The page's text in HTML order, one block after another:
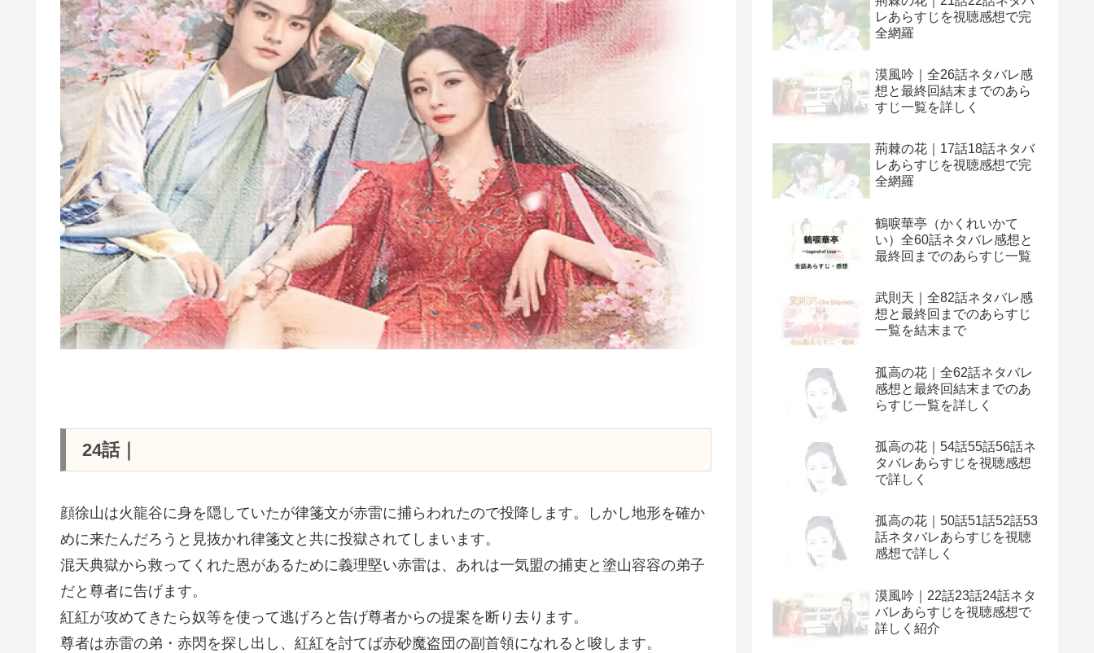
24話｜
顔徐山は火龍谷に身を隠していたが律箋文が赤雷に捕らわれたので投降します。しかし地形を確か
めに来たんだろうと見抜かれ律箋文と共に投獄されてしまいます。
混天典獄から救ってくれた恩があるために義理堅い赤雷は、あれは一気盟の捕吏と塗山容容の弟子
だと尊者に告げます。
紅紅が攻めてきたら奴等を使って逃げろと告げ尊者からの提案を断り去ります。
尊者は赤雷の弟・赤閃を探し出し、紅紅を討てば赤砂魔盗団の副首領になれると唆します。
レあらすじを視聴感想で完
全網羅
漠風吟｜全26話ネタバレ感
想と最終回結末までのあら
すじ一覧を詳しく
荊棘の花｜17話18話ネタバ
レあらすじを視聴感想で完
全網羅
鶴唳華亭（かくれいかて
い）全60話ネタバレ感想と
最終回までのあらすじ一覧
武則天｜全82話ネタバレ感
想と最終回までのあらすじ
一覧を結末まで
孤高の花｜全62話ネタバレ
感想と最終回結末までのあ
らすじ一覧を詳しく
孤高の花｜54話55話56話ネ
タバレあらすじを視聴感想
で詳しく
孤高の花｜50話51話52話53
話ネタバレあらすじを視聴
感想で詳しく
漠風吟｜22話23話24話ネタ
バレあらすじを視聴感想で
詳しく紹介